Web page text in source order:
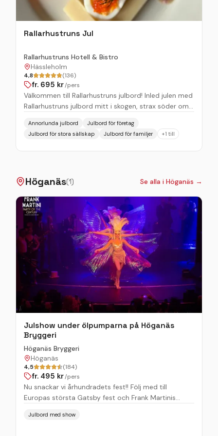
Rallarhustruns Jul
Rallarhustruns Hotell & Bistro
Hässleholm
4,8 (136)
fr. 695 kr/pers
Välkommen till Rallarhustruns julbord! Inled julen med
Rallarhustruns julbord mitt i skogen, strax söder om
bjuder in till julbord – traditionella svenska julrätter
men med lite ovanliga inslag såklart, annars vore det
ju inte Rallarhustruns! Maten serveras vid bordet, i
hållbart producerade råvaror så långt det går.
mysigt, personligt & lite annorlunda sätt!
Annorlunda julbord
Julbord för företag
Julbord för stora sällskap
Julbord för familjer +1 till
Höganäs(1) Se alla i Höganäs →
Julshow under ölpumparna på Höganäs
Bryggeri
Höganäs Bryggeri
Höganäs
4,5 (184)
fr. 495 kr/pers
Nu snackar vi århundradets fest!! Följ med till
Europas största Gatsby fest och Frank Martinis
Europa är Frank Martini tillbaka med en helt ny show
Julbord med show